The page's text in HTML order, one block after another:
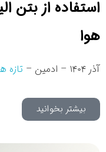
استفاده از بتن
هوا
آذر ۱۴۰۴ – ادمین – تازه
بیشتر بخوانید